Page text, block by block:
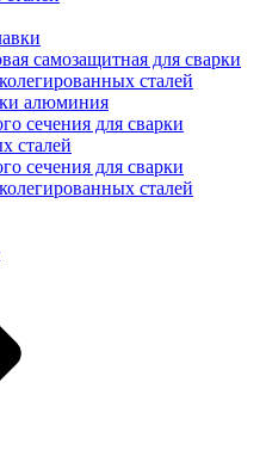
самозащитная для сварки
сталей
алюминия
сечения для сварки
сталей
сечения для сварки
сталей